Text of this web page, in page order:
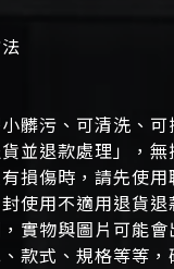
髒污、可清洗、
並退款處理」，無
損傷時，請先使
使用不適用退貨退
實物與圖片可能會
款式、規格等等